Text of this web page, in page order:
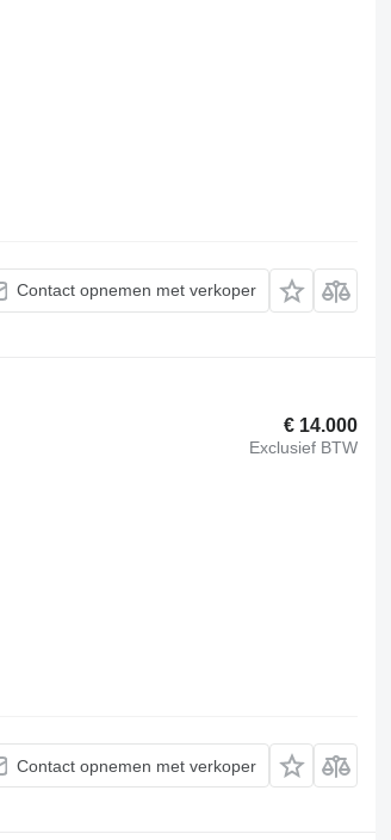
Contact opnemen met verkoper
€ 14.000
Exclusief BTW
Contact opnemen met verkoper